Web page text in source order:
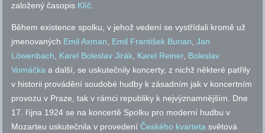
založený časopis Klíč.
Během existence spolku, v jehož vedení se vystřídali kromě už
jmenovaných Emil Axman, Emil František Burian,Jan
Löwenbach, Karel Boleslav Jirák, Karel Reiner, Boleslav
Vomáčka a další, se uskutečnily koncerty, z nichž některé patřily
v historii provádění soudobé hudby k zásadním jak v koncertním
provozu v Praze, tak v rámci republiky k nejvýznamnějším. Dne
17. října 1924 se na koncertě Spolku pro moderní hudbu v
Mozarteu uskutečnila v provedeníČeského kvarteta světová